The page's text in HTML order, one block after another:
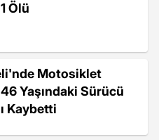
Ölü
Motosiklet
46 Yaşındaki Sürücü
Kaybetti